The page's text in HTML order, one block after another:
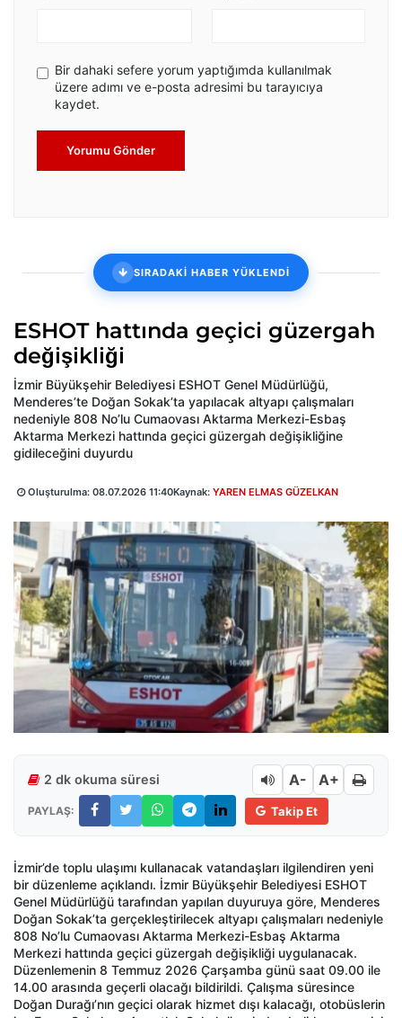
Bir dahaki sefere yorum yaptığımda kullanılmak
üzere adımı ve e-posta adresimi bu tarayıcıya
kaydet.
Yorumu Gönder
SIRADAKİ HABER YÜKLENDİ
ESHOT hattında geçici güzergah
değişikliği
İzmir Büyükşehir Belediyesi ESHOT Genel Müdürlüğü,
Menderes’te Doğan Sokak’ta yapılacak altyapı çalışmaları
nedeniyle 808 No’lu Cumaovası Aktarma Merkezi-Esbaş
Aktarma Merkezi hattında geçici güzergah değişikliğine
gidileceğini duyurdu
Oluşturulma: 08.07.2026 11:40Kaynak: YAREN ELMAS GÜZELKAN
2 dk okuma süresi A- A+
PAYLAŞ: Takip Et
İzmir’de toplu ulaşımı kullanacak vatandaşları ilgilendiren yeni
bir düzenleme açıklandı. İzmir Büyükşehir Belediyesi ESHOT
Genel Müdürlüğü tarafından yapılan duyuruya göre, Menderes
Doğan Sokak’ta gerçekleştirilecek altyapı çalışmaları nedeniyle
808 No’lu Cumaovası Aktarma Merkezi-Esbaş Aktarma
Merkezi hattında geçici güzergah değişikliği uygulanacak.
Düzenlemenin 8 Temmuz 2026 Çarşamba günü saat 09.00 ile
14.00 arasında geçerli olacağı bildirildi. Çalışma süresince
Doğan Durağı’nın geçici olarak hizmet dışı kalacağı, otobüslerin